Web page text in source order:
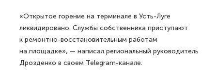
«Открытое горение на терминале в Усть-Луге
ликвидировано. Службы собственника приступают
к ремонтно-восстановительным работам
на площадке», — написал региональный руководитель
Дрозденко в своем Telegram-канале.